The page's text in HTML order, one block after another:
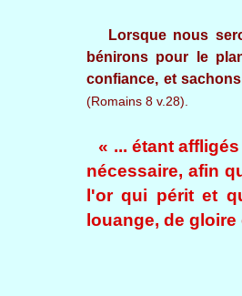
Lorsque nous
bénirons pour le
confiance, et
(Romains 8 v.28).
« ... étant
nécessaire, afin
l'or qui périt et
louange, de